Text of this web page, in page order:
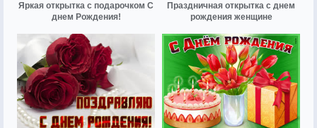
Яркая открытка с подарочком С
днем Рождения!
Праздничная открытка с днем
рождения женщине